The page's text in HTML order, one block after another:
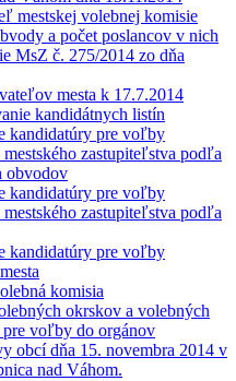
mestskej volebnej komisie
a počet poslancov v nich
MsZ č. 275/2014 zo dňa
mesta k 17.7.2014
kandidátnych listín
kandidatúry pre voľby
zastupiteľstva podľa
obvodov
kandidatúry pre voľby
zastupiteľstva podľa
kandidatúry pre voľby
komisia
okrskov a volebných
pre voľby do orgánov
obcí dňa 15. novembra 2014 v
nad Váhom.